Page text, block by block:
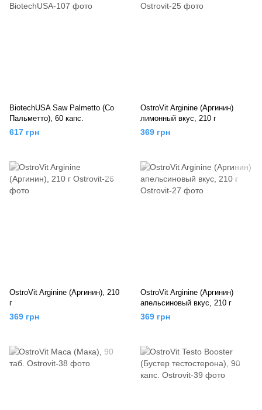
BiotechUSA Saw Palmetto (Со
Пальметто), 60 капс.
617 грн
OstroVit Arginine (Аргинин)
лимонный вкус, 210 г
369 грн
OstroVit Arginine (Аргинин), 210
г
369 грн
OstroVit Arginine (Аргинин)
апельсиновый вкус, 210 г
369 грн